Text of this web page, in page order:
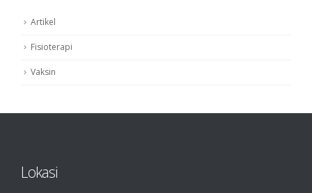
Artikel
Fisioterapi
Vaksin
Lokasi